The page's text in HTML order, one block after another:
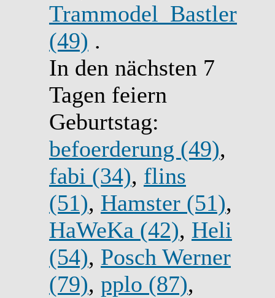
Trammodel_Bastler
(49) .
In den nächsten 7
Tagen feiern
Geburtstag:
befoerderung (49),
fabi (34), flins
(51), Hamster (51),
HaWeKa (42), Heli
(54), Posch Werner
(79), pplo (87),